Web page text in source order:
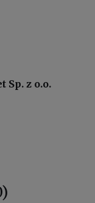
Sp. z o.o.